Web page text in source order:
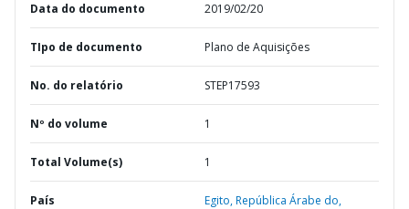
Data do documento 2019/02/20
TIpo de documento Plano de Aquisições
No. do relatório STEP17593
Nº do volume 1
Total Volume(s) 1
País Egito,República Árabe do,